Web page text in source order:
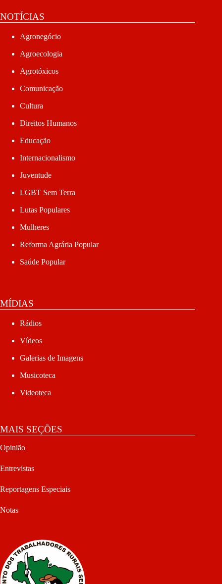
NOTÍCIAS
Agronegócio
Agroecologia
Agrotóxicos
Comunicação
Cultura
Direitos Humanos
Educação
Internacionalismo
Juventude
LGBT Sem Terra
Lutas Populares
Mulheres
Reforma Agrária Popular
Saúde Popular
MÍDIAS
Rádios
Vídeos
Galerias de Imagens
Musicoteca
Videoteca
MAIS SEÇÕES
Opinião
Entrevistas
Reportagens Especiais
Notas